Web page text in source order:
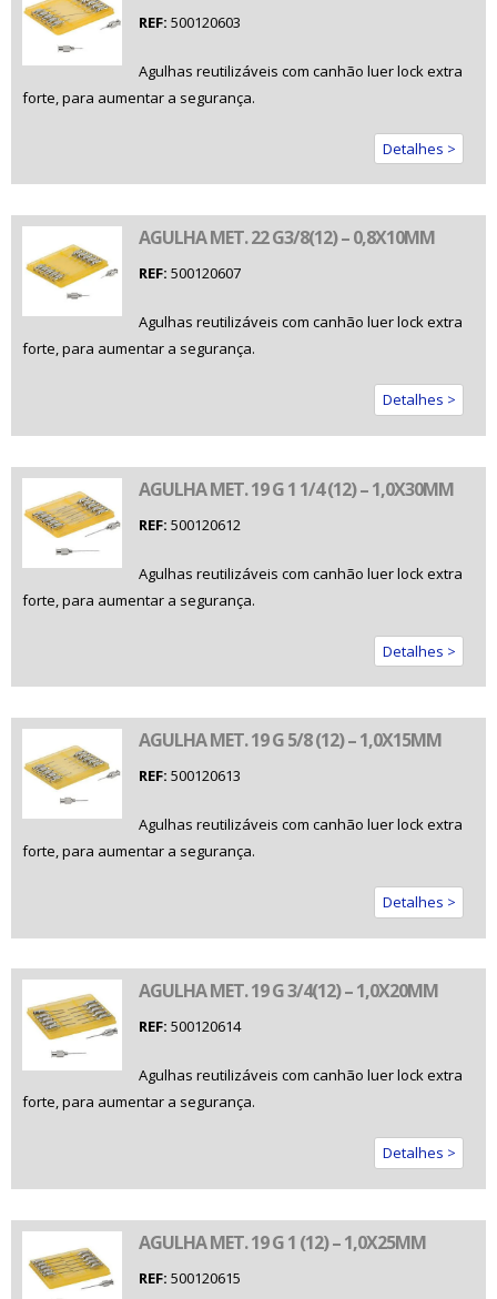
REF: 500120603
Agulhas reutilizáveis com canhão luer lock extra
forte, para aumentar a segurança.
Detalhes >
AGULHA MET. 22 G3/8(12) – 0,8X10MM
REF: 500120607
Agulhas reutilizáveis com canhão luer lock extra
forte, para aumentar a segurança.
Detalhes >
AGULHA MET. 19 G 1 1/4 (12) – 1,0X30MM
REF: 500120612
Agulhas reutilizáveis com canhão luer lock extra
forte, para aumentar a segurança.
Detalhes >
AGULHA MET. 19 G 5/8 (12) – 1,0X15MM
REF: 500120613
Agulhas reutilizáveis com canhão luer lock extra
forte, para aumentar a segurança.
Detalhes >
AGULHA MET. 19 G 3/4(12) – 1,0X20MM
REF: 500120614
Agulhas reutilizáveis com canhão luer lock extra
forte, para aumentar a segurança.
Detalhes >
AGULHA MET. 19 G 1 (12) – 1,0X25MM
REF: 500120615